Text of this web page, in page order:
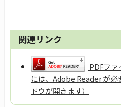
関連リンク
PDFファ
には、Adobe Reader が必
ドウが開きます）